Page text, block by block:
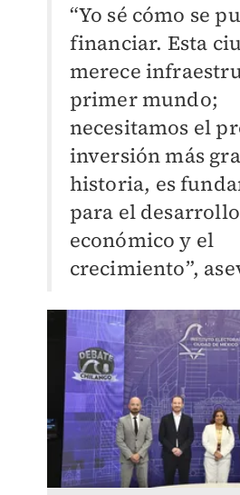
“Yo sé cómo se
financiar. Esta
merece
primer mundo;
necesitamos el
inversión más
historia, es
para el desarrollo
económico y el
crecimiento”,